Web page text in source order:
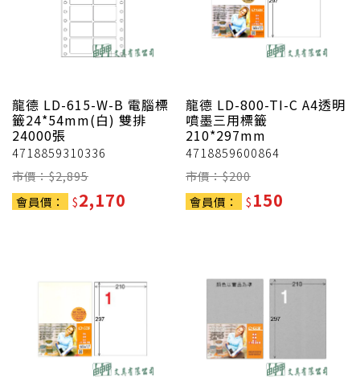
龍德 LD-615-W-B 電腦標
籤24*54mm(白) 雙排
24000張
4718859310336
市價：$2,895
會員價：
$2,170
龍德 LD-800-TI-C A4透明
噴墨三用標籤
210*297mm
4718859600864
市價：$200
會員價：
$150